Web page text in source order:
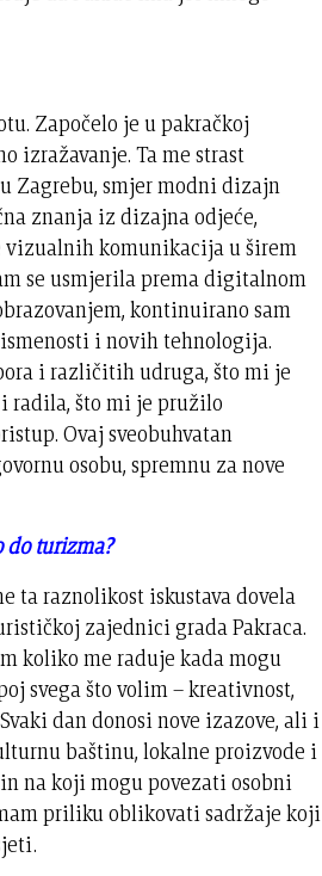
Započelo je u pakračkoj
izražavanje. Ta me strast
Zagrebu, smjer modni dizajn
znanja iz dizajna odjeće,
vizualnih komunikacija u širem
se usmjerila prema digitalnom
kontinuirano sam
i novih tehnologija.
i različitih udruga, što mi je
radila, što mi je pružilo
Ovaj sveobuhvatan
osobu, spremnu za nove
turizma?
ta raznolikost iskustava dovela
zajednici grada Pakraca.
koliko me raduje kada mogu
svega što volim – kreativnost,
dan donosi nove izazove, ali i
baštinu, lokalne proizvode i
na koji mogu povezati osobni
priliku oblikovati sadržaje koji